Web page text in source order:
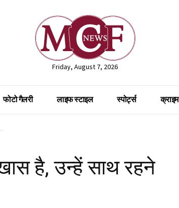
Friday, August 7, 2026
फोटो गैलरी लाइफ स्टाइल स्पोर्ट्स क्राइम
है, उन्हें साथ रहने